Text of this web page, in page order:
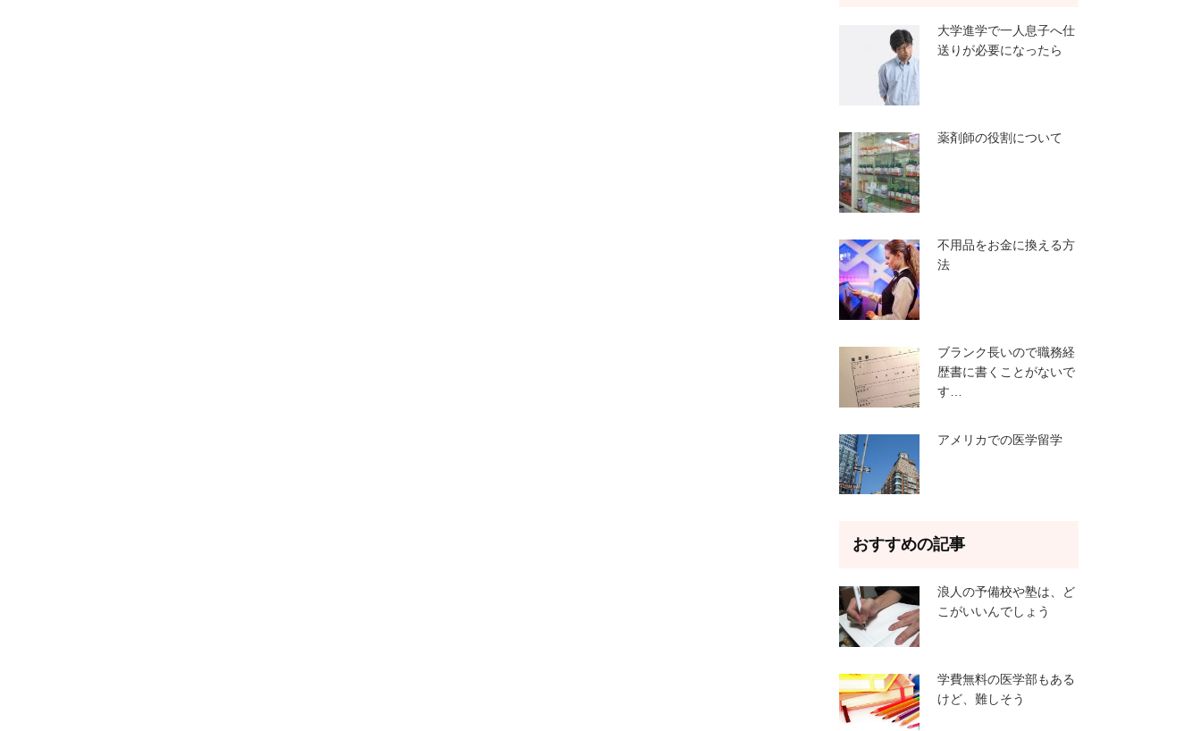
大学進学で一人息子へ仕
送りが必要になったら
薬剤師の役割について
不用品をお金に換える方
法
ブランク長いので職務経
歴書に書くことがないで
す…
アメリカでの医学留学
おすすめの記事
浪人の予備校や塾は、ど
こがいいんでしょう
学費無料の医学部もある
けど、難しそう